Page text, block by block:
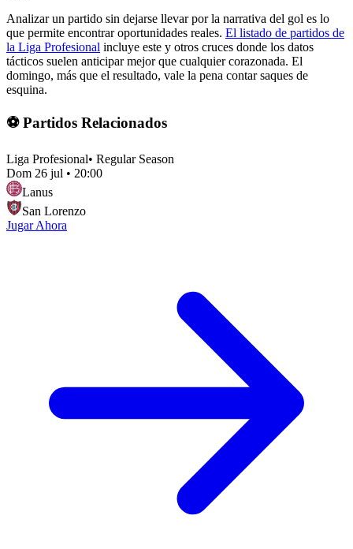
Analizar un partido sin dejarse llevar por la narrativa del gol es lo
que permite encontrar oportunidades reales. El listado de partidos de
la Liga Profesional incluye este y otros cruces donde los datos
tácticos suelen anticipar mejor que cualquier corazonada. El
domingo, más que el resultado, vale la pena contar saques de
esquina.
⚽ Partidos Relacionados
Liga Profesional• Regular Season
Dom 26 jul • 20:00
Lanus
San Lorenzo
Jugar Ahora